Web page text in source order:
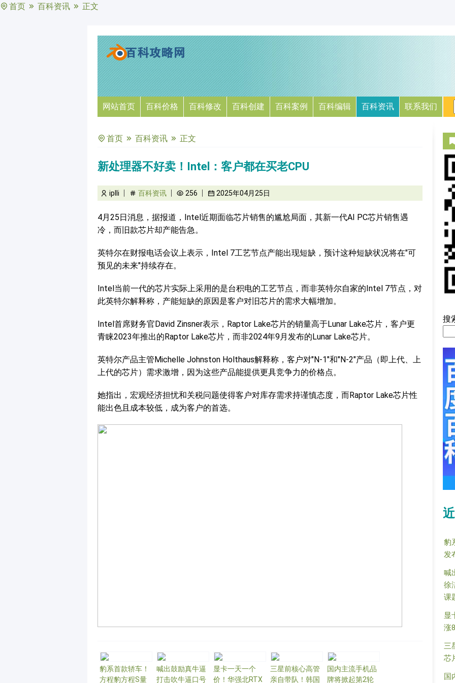
首页 百科资讯 正文
网站首页 百科价格 百科修改 百科创建 百科案例 百科编辑 百科资讯 联系我们
首页 百科资讯 正文
新处理器不好卖！Intel：客户都在买老CPU
iplli 百科资讯 256 2025年04月25日
4月25日消息，据报道，Intel近期面临芯片销售的尴尬局面，其新一代AI PC芯片销售遇
冷，而旧款芯片却产能告急。
英特尔在财报电话会议上表示，Intel 7工艺节点产能出现短缺，预计这种短缺状况将在"可
预见的未来"持续存在。
Intel当前一代的芯片实际上采用的是台积电的工艺节点，而非英特尔自家的Intel 7节点，对
此英特尔解释称，产能短缺的原因是客户对旧芯片的需求大幅增加。
Intel首席财务官David Zinsner表示，Raptor Lake芯片的销量高于Lunar Lake芯片，客户更
青睐2023年推出的Raptor Lake芯片，而非2024年9月发布的Lunar Lake芯片。
英特尔产品主管Michelle Johnston Holthaus解释称，客户对"N-1"和"N-2"产品（即上代、上
上代的芯片）需求激增，因为这些产品能提供更具竞争力的价格点。
她指出，宏观经济担忧和关税问题使得客户对库存需求持谨慎态度，而Raptor Lake芯片性
能出色且成本较低，成为客户的首选。
豹系首款轿车！
方程豹方程S量
喊出鼓励真牛逼
打击吹牛逼口号
显卡一天一个
价！华强北RTX
三星前核心高管
亲自带队！韩国
国内主流手机品
牌将掀起第2轮
搜
豹
发
喊
徐
课
显
涨
三
芯
国